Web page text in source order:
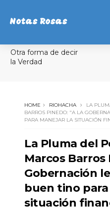
Notas Rosas
Otra forma de decir
la Verdad
HOME RIOHACHA
LA
BARROS PINEDO: "A LA
PARA MANEJAR LA SITUACIÓN
La Pluma del
Marcos Barros
Gobernación
buen tino
situación